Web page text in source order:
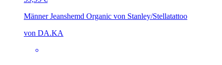
Männer Jeanshemd Organic von Stanley/Stellatattoo
von DA.KA